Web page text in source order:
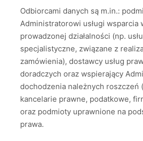
Odbiorcami danych są m.in.:
Administratorowi usługi wsparcia
prowadzonej działalności (np.
specjalistyczne, związane z
zamówienia), dostawcy usług
doradczych oraz wspierający
dochodzenia należnych roszczeń
kancelarie prawne, podatkowe,
oraz podmioty uprawnione na
prawa.